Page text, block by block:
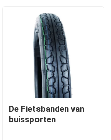
De Fietsbanden van
buissporten